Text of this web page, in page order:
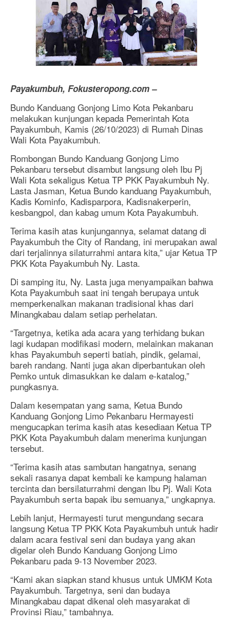
Payakumbuh, Fokusteropong.com –
Bundo Kanduang Gonjong Limo Kota Pekanbaru
melakukan kunjungan kepada Pemerintah Kota
Payakumbuh, Kamis (26/10/2023) di Rumah Dinas
Wali Kota Payakumbuh.
Rombongan Bundo Kanduang Gonjong Limo
Pekanbaru tersebut disambut langsung oleh Ibu Pj
Wali Kota sekaligus Ketua TP PKK Payakumbuh Ny.
Lasta Jasman, Ketua Bundo kanduang Payakumbuh,
Kadis Kominfo, Kadisparpora, Kadisnakerperin,
kesbangpol, dan kabag umum Kota Payakumbuh.
Terima kasih atas kunjungannya, selamat datang di
Payakumbuh the City of Randang, ini merupakan awal
dari terjalinnya silaturrahmi antara kita,” ujar Ketua TP
PKK Kota Payakumbuh Ny. Lasta.
Di samping itu, Ny. Lasta juga menyampaikan bahwa
Kota Payakumbuh saat ini tengah berupaya untuk
memperkenalkan makanan tradisional khas dari
Minangkabau dalam setiap perhelatan.
“Targetnya, ketika ada acara yang terhidang bukan
lagi kudapan modifikasi modern, melainkan makanan
khas Payakumbuh seperti batiah, pindik, gelamai,
bareh randang. Nanti juga akan diperbantukan oleh
Pemko untuk dimasukkan ke dalam e-katalog,”
pungkasnya.
Dalam kesempatan yang sama, Ketua Bundo
Kanduang Gonjong Limo Pekanbaru Hermayesti
mengucapkan terima kasih atas kesediaan Ketua TP
PKK Kota Payakumbuh dalam menerima kunjungan
tersebut.
“Terima kasih atas sambutan hangatnya, senang
sekali rasanya dapat kembali ke kampung halaman
tercinta dan bersilaturrahmi dengan Ibu Pj. Wali Kota
Payakumbuh serta bapak ibu semuanya,” ungkapnya.
Lebih lanjut, Hermayesti turut mengundang secara
langsung Ketua TP PKK Kota Payakumbuh untuk hadir
dalam acara festival seni dan budaya yang akan
digelar oleh Bundo Kanduang Gonjong Limo
Pekanbaru pada 9-13 November 2023.
“Kami akan siapkan stand khusus untuk UMKM Kota
Payakumbuh. Targetnya, seni dan budaya
Minangkabau dapat dikenal oleh masyarakat di
Provinsi Riau,” tambahnya.